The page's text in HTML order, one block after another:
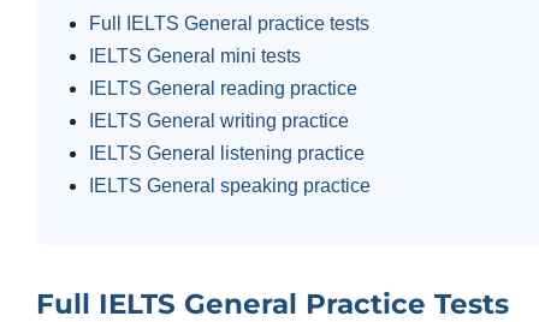
Full IELTS General practice tests
IELTS General mini tests
IELTS General reading practice
IELTS General writing practice
IELTS General listening practice
IELTS General speaking practice
Full IELTS General Practice Tests